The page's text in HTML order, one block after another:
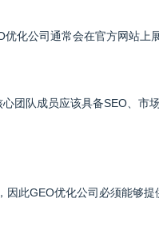
化公司通常会在官方网站
团队成员应该具备SEO、市
因此GEO优化公司必须能够